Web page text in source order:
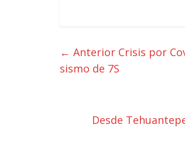
← Anterior Crisis por
sismo de 7S
Desde